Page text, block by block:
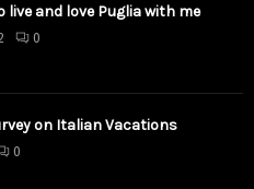
live and love Puglia with me
0
on Italian Vacations
0